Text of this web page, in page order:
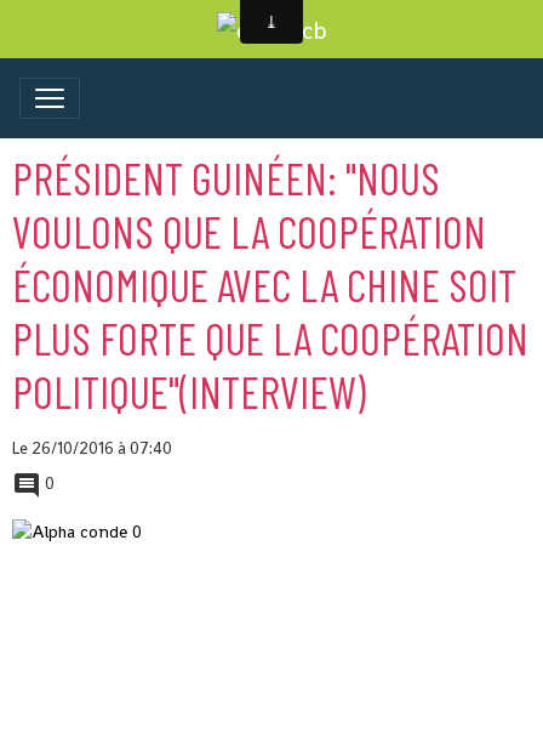
PRÉSIDENT GUINÉEN: "NOUS
VOULONS QUE LA COOPÉRATION
ÉCONOMIQUE AVEC LA CHINE SOIT
PLUS FORTE QUE LA COOPÉRATION
POLITIQUE"(INTERVIEW)
Le 26/10/2016 à 07:40
0